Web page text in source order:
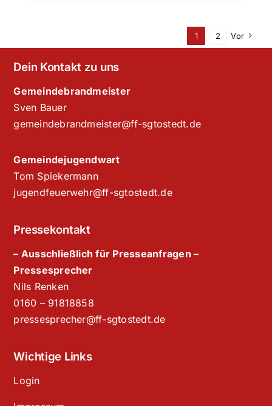
1 2 Vor
Dein Kontakt zu uns
Gemeindebrandmeister
Sven Bauer
gemeindebrandmeister@ff-sgtostedt.de
Gemeindejugendwart
Tom Spiekermann
jugendfeuerwehr@ff-sgtostedt.de
Pressekontakt
– Ausschließlich für Presseanfragen –
Pressesprecher
Nils Renken
‭0160 – 91818858‬
pressesprecher@ff-sgtostedt.de
Wichtige Links
Login